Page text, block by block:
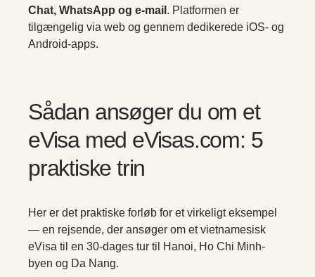
Chat, WhatsApp og e-mail . Platformen er
tilgængelig via web og gennem dedikerede iOS- og
Android-apps.
Sådan ansøger du om et
eVisa med eVisas.com: 5
praktiske trin
Her er det praktiske forløb for et virkeligt eksempel
— en rejsende, der ansøger om et vietnamesisk
eVisa til en 30-dages tur til Hanoi, Ho Chi Minh-
byen og Da Nang.